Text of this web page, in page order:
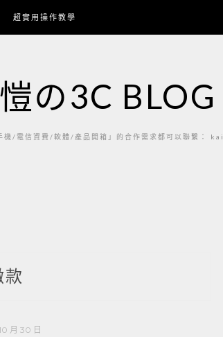
超實用操作教學
の3C BLOG
機/電信資費/軟體/產品開箱」的合作需求都可以聯繫：
款
月 30 日